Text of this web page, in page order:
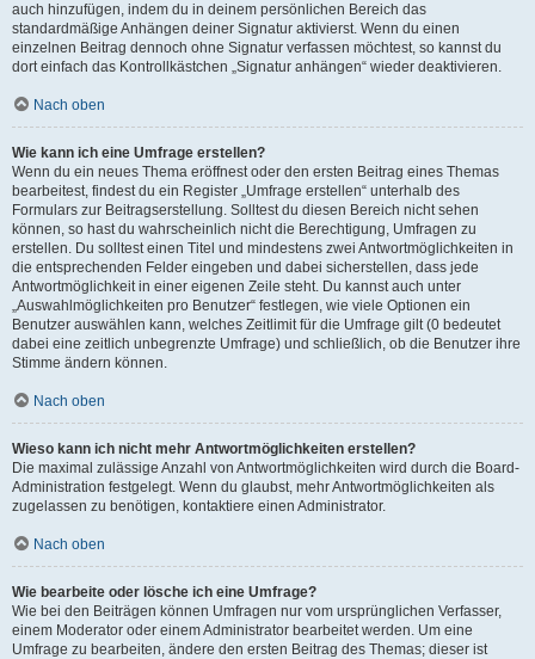
auch hinzufügen, indem du in deinem persönlichen Bereich das
standardmäßige Anhängen deiner Signatur aktivierst. Wenn du einen
einzelnen Beitrag dennoch ohne Signatur verfassen möchtest, so kannst du
dort einfach das Kontrollkästchen „Signatur anhängen“ wieder deaktivieren.
Nach oben
Wie kann ich eine Umfrage erstellen?
Wenn du ein neues Thema eröffnest oder den ersten Beitrag eines Themas
bearbeitest, findest du ein Register „Umfrage erstellen“ unterhalb des
Formulars zur Beitragserstellung. Solltest du diesen Bereich nicht sehen
können, so hast du wahrscheinlich nicht die Berechtigung, Umfragen zu
erstellen. Du solltest einen Titel und mindestens zwei Antwortmöglichkeiten in
die entsprechenden Felder eingeben und dabei sicherstellen, dass jede
Antwortmöglichkeit in einer eigenen Zeile steht. Du kannst auch unter
„Auswahlmöglichkeiten pro Benutzer“ festlegen, wie viele Optionen ein
Benutzer auswählen kann, welches Zeitlimit für die Umfrage gilt (0 bedeutet
dabei eine zeitlich unbegrenzte Umfrage) und schließlich, ob die Benutzer ihre
Stimme ändern können.
Nach oben
Wieso kann ich nicht mehr Antwortmöglichkeiten erstellen?
Die maximal zulässige Anzahl von Antwortmöglichkeiten wird durch die Board-
Administration festgelegt. Wenn du glaubst, mehr Antwortmöglichkeiten als
zugelassen zu benötigen, kontaktiere einen Administrator.
Nach oben
Wie bearbeite oder lösche ich eine Umfrage?
Wie bei den Beiträgen können Umfragen nur vom ursprünglichen Verfasser,
einem Moderator oder einem Administrator bearbeitet werden. Um eine
Umfrage zu bearbeiten, ändere den ersten Beitrag des Themas; dieser ist